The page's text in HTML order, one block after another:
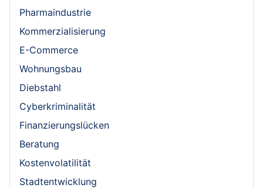
Pharmaindustrie
Kommerzialisierung
E-Commerce
Wohnungsbau
Diebstahl
Cyberkriminalität
Finanzierungslücken
Beratung
Kostenvolatilität
Stadtentwicklung